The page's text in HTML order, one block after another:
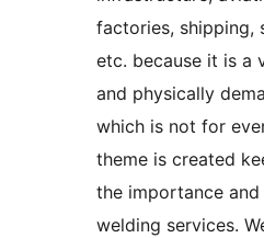
factories, shipping,
etc. because it is a
and physically
which is not for
theme is created
the importance
welding services.